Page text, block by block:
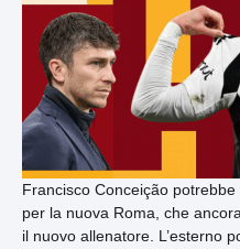
Francisco Conceição
per la nuova Roma, che
il nuovo allenatore. L’esterno